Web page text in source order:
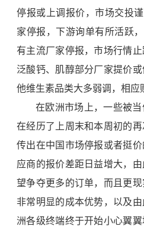
停报或上调报价，市场交投
家停报，下游询单有所活跃
有主流厂家停报，市场行情止
泛酸钙、肌醇部分厂家提价
他维生素品类大多弱调，相应
在欧洲市场上，一些被当
在经历了上周末和本周初的
传出在中国市场停报或者挺
应商的报价差距日益增大，
望争夺更多的订单，而且更
非常明显的成本优势，以及
洲各级终端终于开始小心翼